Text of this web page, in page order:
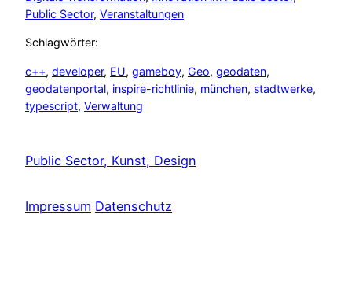
Public Sector, Veranstaltungen
Schlagwörter:
c++, developer, EU, gameboy, Geo, geodaten
geodatenportal, inspire-richtlinie, münchen, stadtwerke
typescript, Verwaltung
Public Sector, Kunst, Design
Impressum Datenschutz